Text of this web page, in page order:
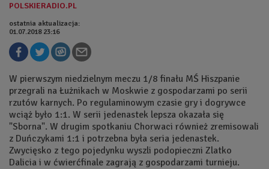
ostatnia aktualizacja:
01.07.2018 23:16
W pierwszym niedzielnym meczu 1/8 finału MŚ Hiszpanie
przegrali na Łużnikach w Moskwie z gospodarzami po serii
rzutów karnych. Po regulaminowym czasie gry i dogrywce
wciąż było 1:1. W serii jedenastek lepsza okazała się
"Sborna". W drugim spotkaniu Chorwaci również zremisowali
z Duńczykami 1:1 i potrzebna była seria jedenastek.
Zwycięsko z tego pojedynku wyszli podopieczni Zlatko
Dalicia i w ćwierćfinale zagrają z gospodarzami turnieju.